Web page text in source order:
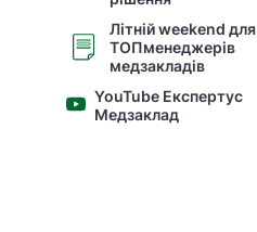
Літній weekend для
ТОПменеджерів
медзакладів
YouTube Експертус
Медзаклад